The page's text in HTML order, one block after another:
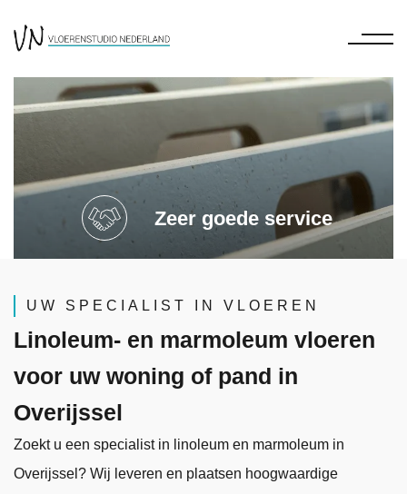
Zeer goede service
UW SPECIALIST IN VLOEREN
Linoleum- en marmoleum vloeren
voor uw woning of pand in
Overijssel
Zoekt u een specialist in linoleum en marmoleum in
Overijssel? Wij leveren en plaatsen hoogwaardige